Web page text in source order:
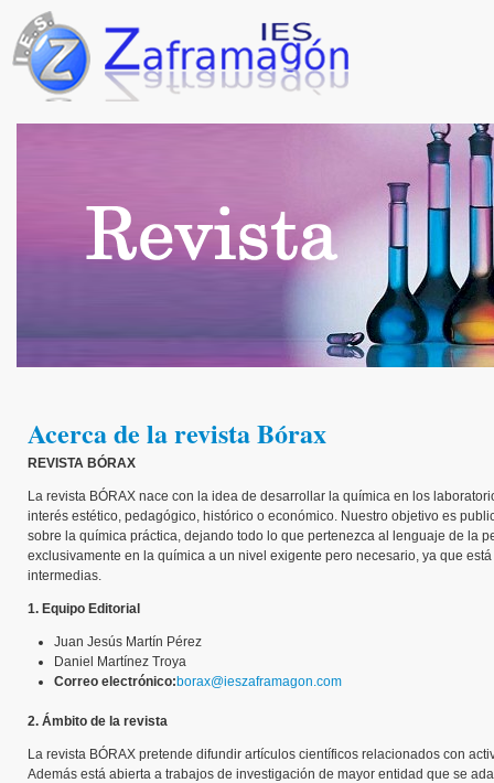
Pasar al contenido principal
Acerca de la revista Bórax
REVISTA BÓRAX
La revista BÓRAX nace con la idea de desarrollar la química en los
interés estético, pedagógico, histórico o económico. Nuestro objetivo es
sobre la química práctica, dejando todo lo que pertenezca al lenguaje de la
exclusivamente en la química a un nivel exigente pero necesario, ya que
intermedias.
1. Equipo Editorial
Juan Jesús Martín Pérez
Daniel Martínez Troya
Correo electrónico:borax@ieszaframagon.com
2. Ámbito de la revista
La revista BÓRAX pretende difundir artículos científicos relacionados con
Además está abierta a trabajos de investigación de mayor entidad que se